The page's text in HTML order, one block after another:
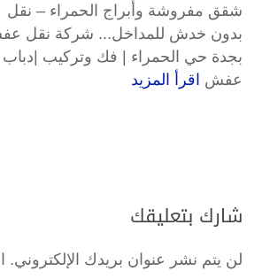
شقق مفروشة وأبراج الحمراء – نقل
بدون خدش للمداخل... شركة نقل
بجدة حي الحمراء | فك وتركيب
عفش اقرأ المزيد
شارك بتعليقك
لن يتم نشر عنوان بريدك الإلكتروني.